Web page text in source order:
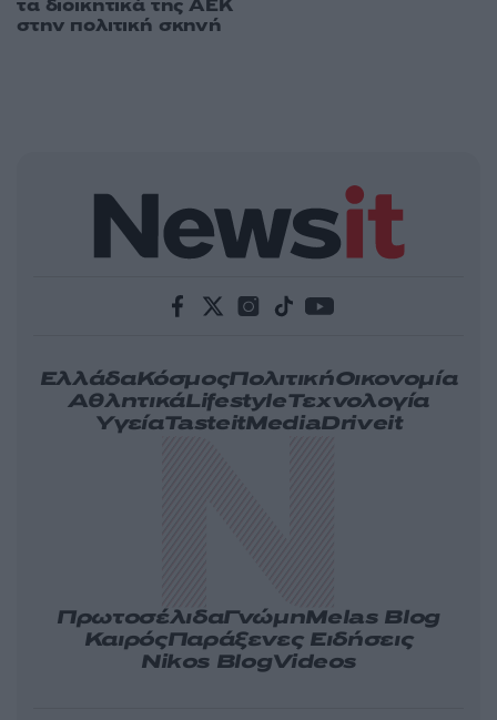
τα διοικητικά της ΑΕΚ
στην πολιτική σκηνή
ΕλλάδαΚόσμοςΠολιτικήΟικονομία
ΑθλητικάLifestyleΤεχνολογία
ΥγείαTasteitMediaDriveit
ΠρωτοσέλιδαΓνώμηMelas Blog
ΚαιρόςΠαράξενες Ειδήσεις
Nikos BlogVideos